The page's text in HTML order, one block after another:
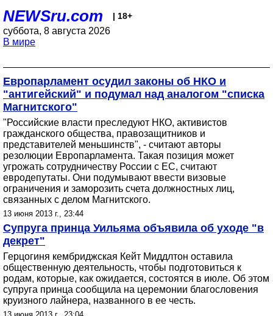
NEWSru.com | 18+
суббота, 8 августа 2026
В мире
Европарламент осудил законы об НКО и
"антигейский" и подумал над аналогом "списка
Магнитского"
"Российские власти преследуют НКО, активистов
гражданского общества, правозащитников и
представителей меньшинств", - считают авторы
резолюции Европарламента. Такая позиция может
угрожать сотрудничеству России с ЕС, считают
евродепутаты. Они подумывают ввести визовые
ограничения и заморозить счета должностных лиц,
связанных с делом Магнитского.
13 июня 2013 г., 23:44
Супруга принца Уильяма объявила об уходе "в
декрет"
Герцогиня кембриджская Кейт Миддлтон оставила
общественную деятельность, чтобы подготовиться к
родам, которые, как ожидается, состоятся в июле. Об этом
супруга принца сообщила на церемонии благословения
круизного лайнера, названного в ее честь.